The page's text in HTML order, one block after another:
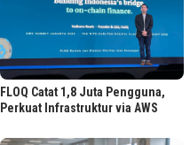
FLOQ Catat 1,8 Juta Pengguna,
Perkuat Infrastruktur via AWS